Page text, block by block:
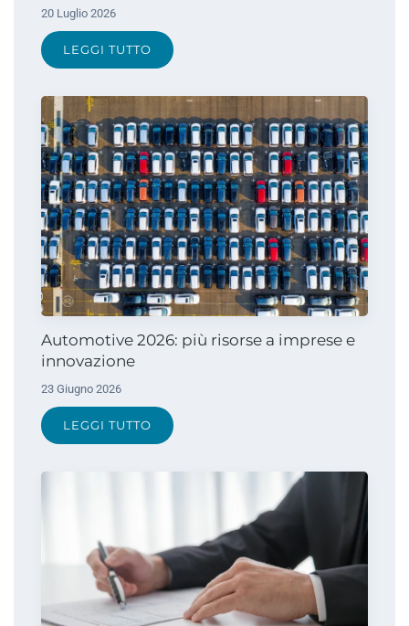
20 Luglio 2026
LEGGI TUTTO
Automotive 2026: più risorse a imprese e
innovazione
23 Giugno 2026
LEGGI TUTTO